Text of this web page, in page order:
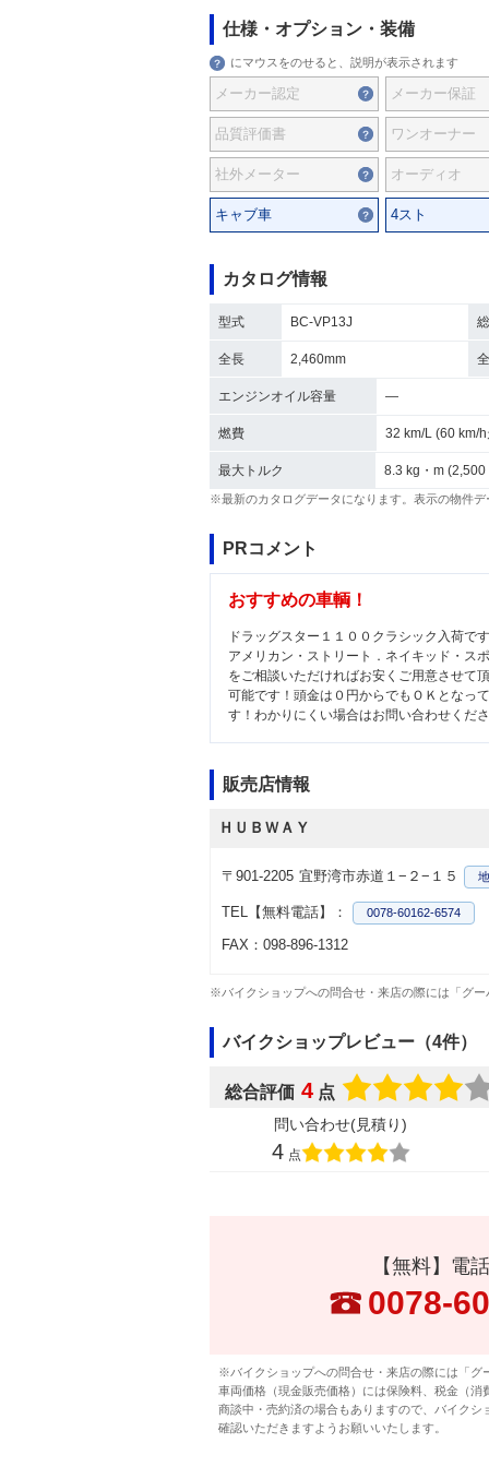
仕様・オプション・装備
にマウスをのせると、説明が表示されます
メーカー認定 メーカー保証
品質評価書 ワンオーナー
社外メーター オーディオ
キャブ車 4スト
カタログ情報
型式 BC-VP13J
全長 2,460mm
エンジンオイル容量 ―
燃費 32 km/L (60 km/
最大トルク 8.3 kg・m (2,500
※最新のカタログデータになります。表示の物件
PRコメント
おすすめの車輌！
ドラッグスター１１００クラシック入荷で
アメリカン・ストリート．ネイキッド・ス
をご相談いただければお安くご用意させて
可能です！頭金は０円からでもＯＫとなっ
す！わかりにくい場合はお問い合わせくだ
販売店情報
ＨＵＢＷＡＹ
〒901-2205 宜野湾市赤道１−２−１５
TEL【無料電話】： 0078-60162-6574
FAX：098-896-1312
※バイクショップへの問合せ・来店の際には「グ
バイクショップレビュー（4件）
総合評価 4 点
問い合わせ(見積り)
4 点
【無料】電
0078-
※バイクショップへの問合せ・来店の際には「グ
車両価格（現金販売価格）には保険料、税金（
商談中・売約済の場合もありますので、バイク
確認いただきますようお願いいたします。